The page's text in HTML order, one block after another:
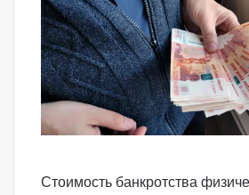
Стоимость банкротства